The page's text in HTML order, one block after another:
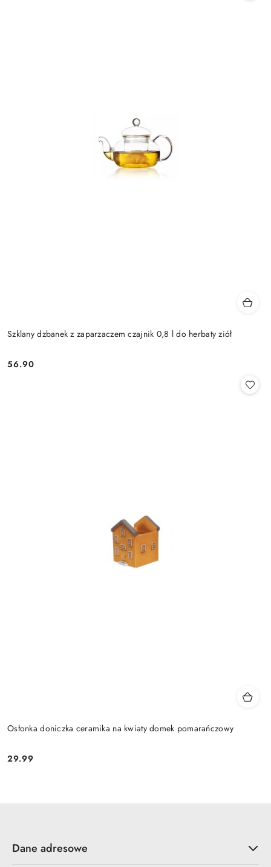
Szklany dzbanek z zaparzaczem czajnik 0,8 l do herbaty ziół
Cena:
56.90
Osłonka doniczka ceramika na kwiaty domek pomarańczowy
Cena:
29.99
Dane adresowe